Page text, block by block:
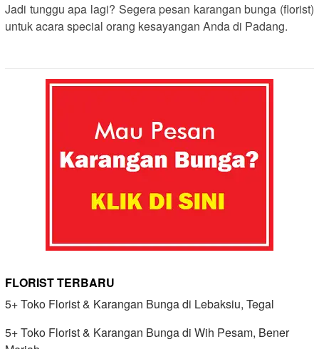
Jadi tunggu apa lagi? Segera pesan karangan bunga (florist)
untuk acara special orang kesayangan Anda di Padang.
FLORIST TERBARU
5+ Toko Florist & Karangan Bunga di Lebaksiu, Tegal
5+ Toko Florist & Karangan Bunga di Wih Pesam, Bener